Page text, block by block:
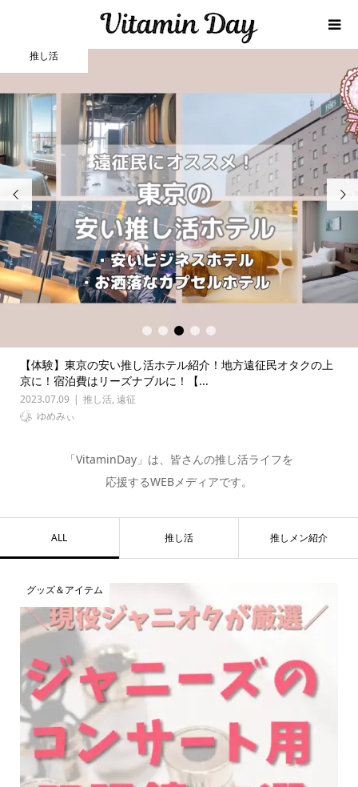

【体験】東京の安い推し活ホテル紹介！地方遠征民オタクの上
京に！宿泊費はリーズナブルに！【...
2023.07.09 推し活, 遠征
ゆめみぃ
推し活

1 2 3 4 5
「VitaminDay」は、皆さんの推し活ライフを
応援するWEBメディアです。
ALL 推し活 推しメン紹介
グッズ＆アイテム